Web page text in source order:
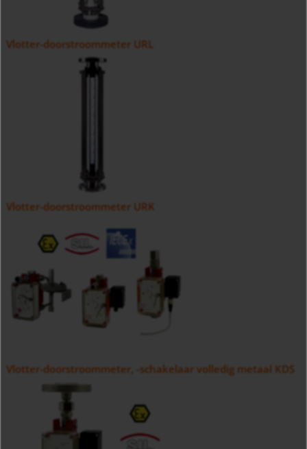
Vlotter-doorstroommeter URL
Vlotter-doorstroommeter URK
Vlotter-doorstroommeter, -schakelaar volledig metaal KDS